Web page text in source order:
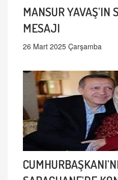
MANSUR YAVAŞ'IN
MESAJI
26 Mart 2025 Çarşamba